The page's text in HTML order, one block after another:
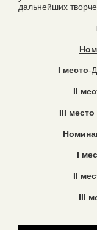
дальнейших
I место-
II
III место
I
II
III